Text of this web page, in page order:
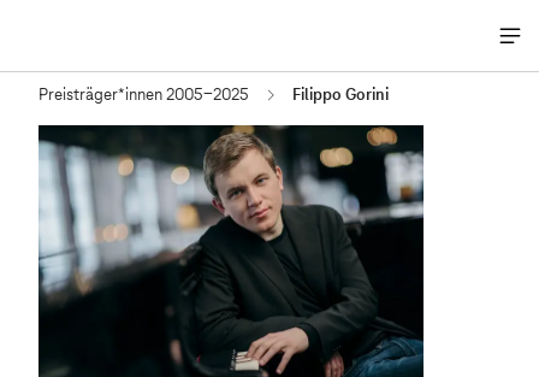
Preisträger*innen 2005-2025 Filippo Gorini